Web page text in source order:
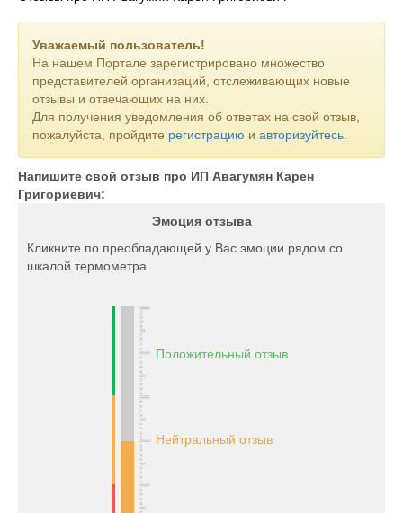
Уважаемый пользователь!
На нашем Портале зарегистрировано множество
представителей организаций, отслеживающих новые
отзывы и отвечающих на них.
Для получения уведомления об ответах на свой отзыв,
пожалуйста, пройдите регистрацию и авторизуйтесь
Напишите свой отзыв про ИП Авагумян Карен
Григориевич:
Эмоция отзыва
Кликните по преобладающей у Вас эмоции рядом со
шкалой термометра.
Положительный отзыв
Нейтральный отзыв